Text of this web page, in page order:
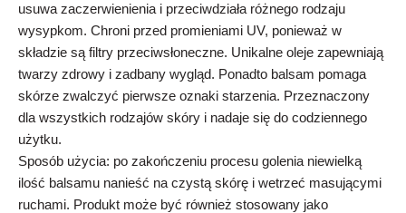
usuwa zaczerwienienia i przeciwdziała różnego rodzaju
wysypkom. Chroni przed promieniami UV, ponieważ w
składzie są filtry przeciwsłoneczne. Unikalne oleje zapewniają
twarzy zdrowy i zadbany wygląd. Ponadto balsam pomaga
skórze zwalczyć pierwsze oznaki starzenia. Przeznaczony
dla wszystkich rodzajów skóry i nadaje się do codziennego
użytku.
Sposób użycia: po zakończeniu procesu golenia niewielką
ilość balsamu nanieść na czystą skórę i wetrzeć masującymi
ruchami. Produkt może być również stosowany jako